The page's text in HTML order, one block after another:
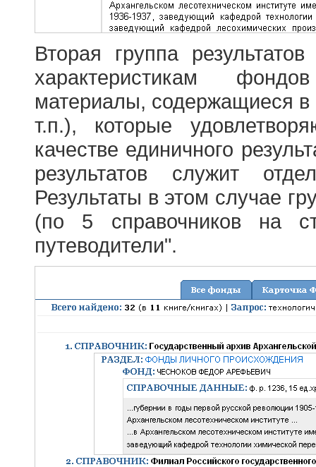
Вторая группа
характеристикам
материалы, содержащиеся в
т.п.), которые
качестве единичного
результатов служит
Результаты в этом случае
(по 5 справочников на
путеводители".